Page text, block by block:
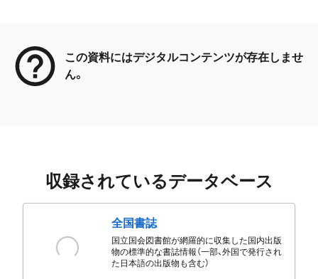
この資料にはデジタルコンテンツが存在しませ
ん。
収録されているデータベース
全国書誌
国立国会図書館が網羅的に収集した国内出版
物の標準的な書誌情報（一部、外国で発行され
た日本語の出版物も含む）